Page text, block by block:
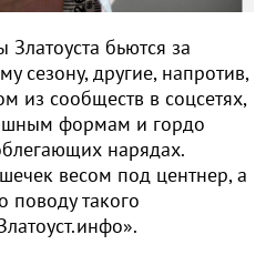
бьются за
сезону, другие, напротив,
из сообществ в соцсетях,
формам и гордо
нарядах.
весом под центнер, а
поводу такого